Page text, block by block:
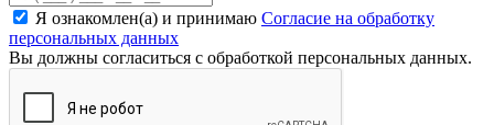
Я ознакомлен(а) и принимаю Согласие на обработку
персональных данных
Вы должны согласиться с обработкой персональных данных.